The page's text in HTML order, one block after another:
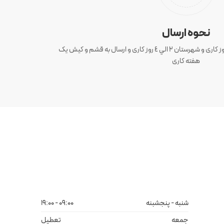
نحوه ارسال
ارسال سفارش های تهران 1 الی 3 روز کاری و شهرستان ٢ الي ٤ روز کاری و ارسال به قشم و کیش یک
هفته کاری
شنبه - پنجشبنه
09:00 - 19:00
جمعه
تعطیل